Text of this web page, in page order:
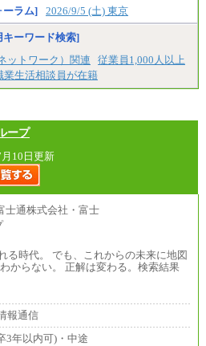
ーラム] 2026/9/5 (土) 東京
キーワード検索]
ットワーク）関連
従業員1,000人以上
業生活相談員が在籍
ープ
月10日更新
る時代。 でも、これからの未来に地図
からない。 正解は変わる。検索結果
報通信
3年以内可)・中途